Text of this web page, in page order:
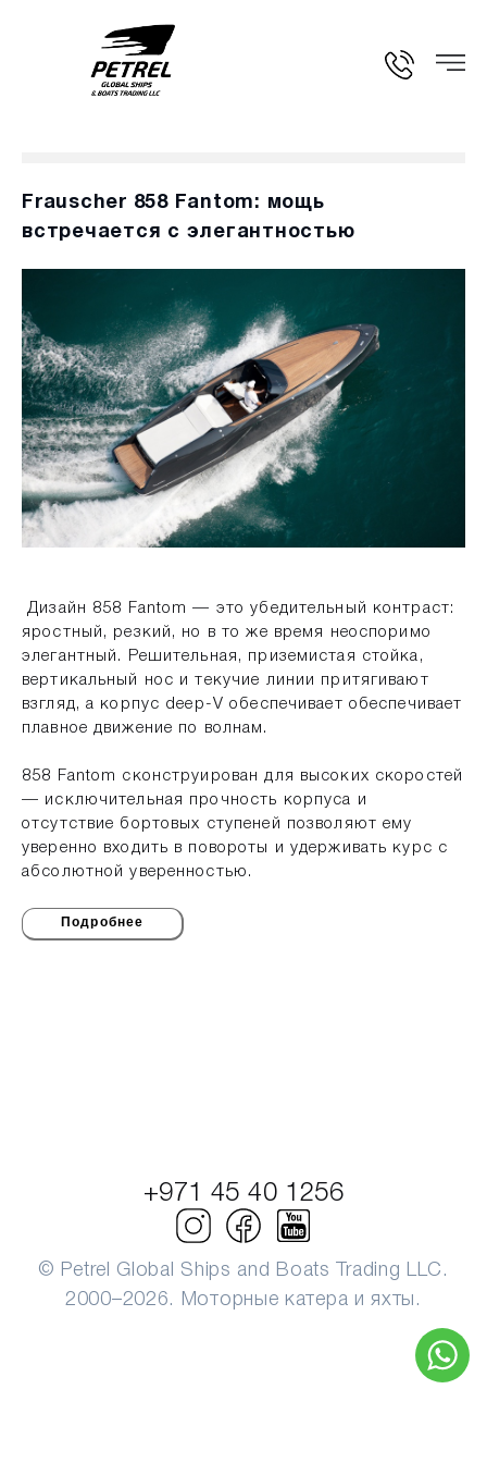
Frauscher 858 Fantom: мощь
встречается с элегантностью
Дизайн 858 Fantom — это убедительный контраст:
яростный, резкий, но в то же время неоспоримо
элегантный. Решительная, приземистая стойка,
вертикальный нос и текучие линии притягивают
взгляд, а корпус deep-V обеспечивает обеспечивает
плавное движение по волнам.
858 Fantom сконструирован для выcоких скоростей
— исключительная прочность корпуса и
отсутствие бортовых ступеней позволяют ему
уверенно входить в повороты и удерживать курс с
абсолютной уверенностью.
Подробнее
© Petrel Global Ships and Boats Trading LLC.
2000–2026. Моторные катера и яхты.
+971 45 40 1256